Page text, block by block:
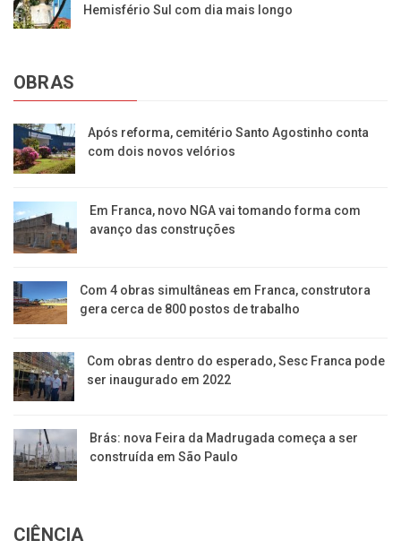
Hemisfério Sul com dia mais longo
OBRAS
Após reforma, cemitério Santo Agostinho conta
com dois novos velórios
Em Franca, novo NGA vai tomando forma com
avanço das construções
Com 4 obras simultâneas em Franca, construtora
gera cerca de 800 postos de trabalho
Com obras dentro do esperado, Sesc Franca pode
ser inaugurado em 2022
Brás: nova Feira da Madrugada começa a ser
construída em São Paulo
CIÊNCIA